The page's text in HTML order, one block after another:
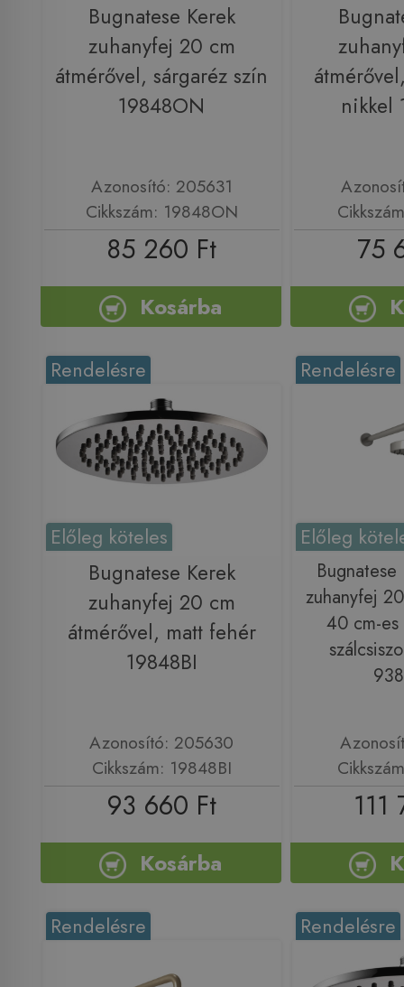
Bugnatese Kerek
zuhanyfej 20 cm
átmérővel, sárgaréz szín
19848ON
Azonosító: 205631
Cikkszám: 19848ON
85 260 Ft
Kosárba
nikkel
75
Rendelésre
Előleg köteles
Bugnatese Kerek
zuhanyfej 20 cm
átmérővel, matt fehér
19848BI
Azonosító: 205630
Cikkszám: 19848BI
93 660 Ft
Kosárba
Rendelésre
Előleg
Bugnatese
zuhanyfej
40 cm-es
111
Rendelésre Rendelésre